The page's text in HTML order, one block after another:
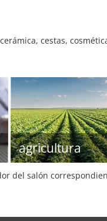
cestas,
agricultura
del salón